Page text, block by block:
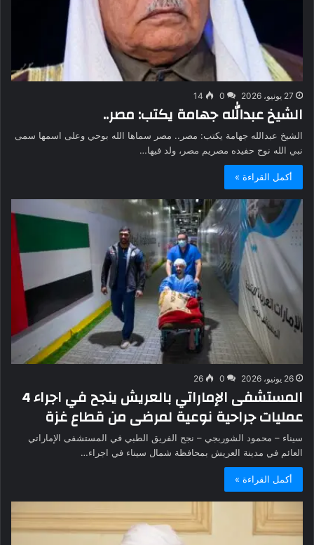
27 يونيو، 2026 0
14
الشيخ عبدالله جهامة يكتب: مصر..
الشيخ عبدالله جهامة يكتب: مصر.. مصر سماها الله بوحي وعلى اسمها سمى
نبي الله نوح حفيده مصريم مصر، ولد فيها…
أكمل القراءة »
26 يونيو، 2026 0
26
المستشفى الإماراتي بالعريش ينجح في اجراء 4
عمليات جراحية نوعية لمرضى من قطاع غزة
سيناء – محمود الشوربجي – نجح الفريق الطبي في المستشفى الإماراتي
العائم في مدينة العريش بمحافظة شمال سيناء في اجراء…
أكمل القراءة »